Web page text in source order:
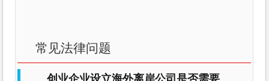
常见法律问题